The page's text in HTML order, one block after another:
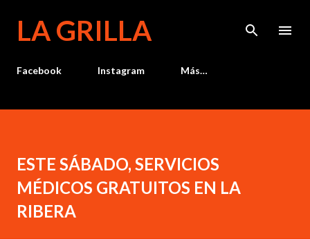
LA GRILLA
Facebook Instagram Más…
ESTE SÁBADO, SERVICIOS
MÉDICOS GRATUITOS EN LA
RIBERA